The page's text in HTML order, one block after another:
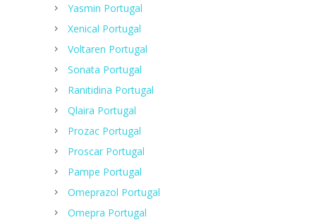
Yasmin Portugal
Xenical Portugal
Voltaren Portugal
Sonata Portugal
Ranitidina Portugal
Qlaira Portugal
Prozac Portugal
Proscar Portugal
Pampe Portugal
Omeprazol Portugal
Omepra Portugal